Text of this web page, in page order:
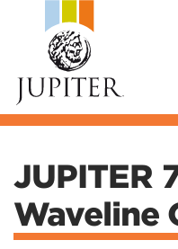
JUPITER
Waveline